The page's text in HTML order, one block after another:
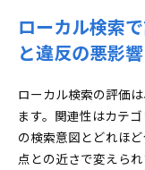
ローカル検索
と違反の悪影響
ローカル検索の評価
ます。関連性はカテ
の検索意図とどれほ
点との近さで変えら